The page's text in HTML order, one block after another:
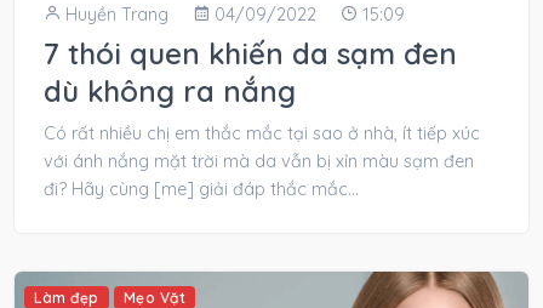
Huyền Trang 04/09/2022 15:09
7 thói quen khiến da sạm đen
dù không ra nắng
Có rất nhiều chị em thắc mắc tại sao ở nhà, ít tiếp xúc
với ánh nắng mặt trời mà da vẫn bị xỉn màu sạm đen
đi? Hãy cùng [me] giải đáp thắc mắc...
Làm đẹp Mẹo Vặt